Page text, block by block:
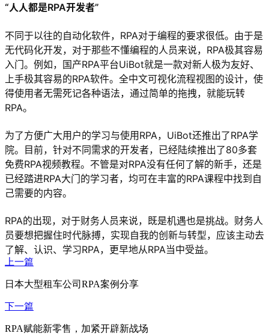
“人人都是RPA开发者”
不同于以往的自动化软件，RPA对于编程的要求很低。由于是
无代码化开发，对于那些不懂编程的人员来说，RPA极其容易
入门。例如，国产RPA平台UiBot就是一款对新人极为友好、
上手极其容易的RPA软件。全中文可视化流程视图的设计，使
得使用者无需死记各种语法，通过简单的拖拽，就能玩转
RPA。
为了方便广大用户的学习与使用RPA，UiBot还推出了RPA学
院。目前，针对不同需求的开发者，已经陆续推出了80多套
免费RPA视频教程。不管是对RPA没有任何了解的新手，还是
已经踏进RPA大门的学习者，均可在丰富的RPA课程中找到自
己需要的内容。
RPA的出现，对于财务人员来说，既是机遇也是挑战。财务人
员要想把握住时代脉搏，实现自我的创新与转型，应该主动去
了解、认识、学习RPA，更早地从RPA当中受益。
上一篇
日本大型租车公司RPA案例分享
下一篇
RPA赋能新零售，加紧开辟新战场